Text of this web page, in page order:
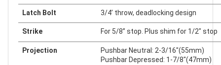
Latch Bolt 3/4’ throw, deadlocking design
Strike For 5/8” stop. Plus shim for 1/2" stop
Projection
Pushbar Neutral: 2-3/16"(55mm)
Pushbar Depressed: 1-7/8"(47mm)